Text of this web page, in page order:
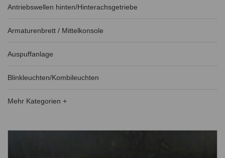
Antriebswellen hinten/Hinterachsgetriebe
Armaturenbrett / Mittelkonsole
Auspuffanlage
Blinkleuchten/Kombileuchten
Mehr Kategorien +